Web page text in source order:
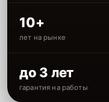
10+
лет на рынке
до 3 лет
гарантия на работы